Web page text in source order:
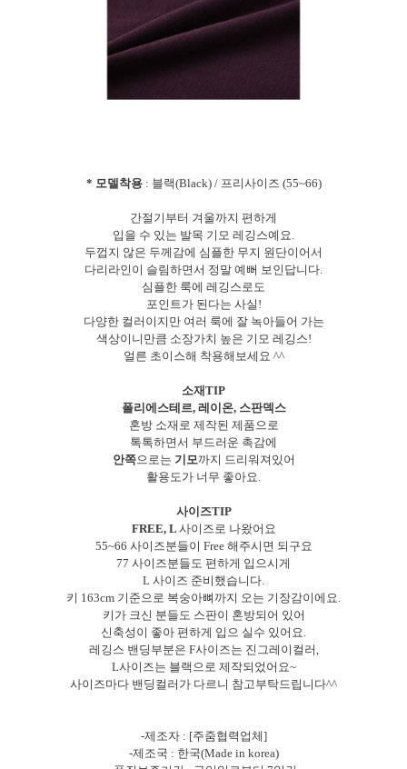
* 모델착용: 블랙(Black) / 프리사이즈 (55~66)
간절기부터 겨울까지 편하게
입을 수 있는 발목 기모 레깅스예요.
두껍지 않은 두께감에 심플한 무지 원단이어서
다리라인이 슬림하면서 정말 예뻐 보인답니다.
심플한 룩에 레깅스로도
포인트가 된다는 사실!
다양한 컬러이지만 여러 룩에 잘 녹아들어 가는
색상이니만큼 소장가치 높은 기모 레깅스!
얼른 초이스해 착용해보세요 ^^
소재TIP
폴리에스테르, 레이온, 스판덱스
혼방 소재로 제작된 제품으로
톡톡하면서 부드러운 촉감에
안쪽으로는 기모까지 드리워져있어
활용도가 너무 좋아요.
사이즈TIP
FREE, L 사이즈로 나왔어요
55~66 사이즈분들이 Free 해주시면 되구요
77 사이즈분들도 편하게 입으시게
L 사이즈 준비했습니다.
키 163cm 기준으로 복숭아뼈까지 오는 기장감이에요.
키가 크신 분들도 스판이 혼방되어 있어
신축성이 좋아 편하게 입으 실수 있어요.
레깅스 밴딩부분은 F사이즈는 진그레이컬러,
L사이즈는 블랙으로 제작되었어요~
사이즈마다 밴딩컬러가 다르니 참고부탁드립니다^^
-제조자 : [주줌협력업체]
-제조국 : 한국(Made in korea)